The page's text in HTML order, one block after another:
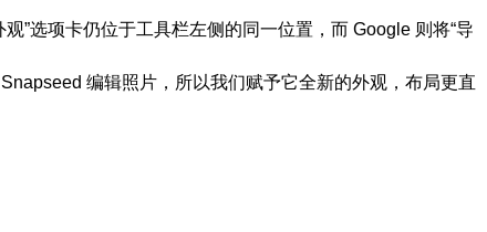
”选项卡仍位于工具栏左侧的同一位置，而 Google 则将“导
编辑照片，所以我们赋予它全新的外观，布局更直